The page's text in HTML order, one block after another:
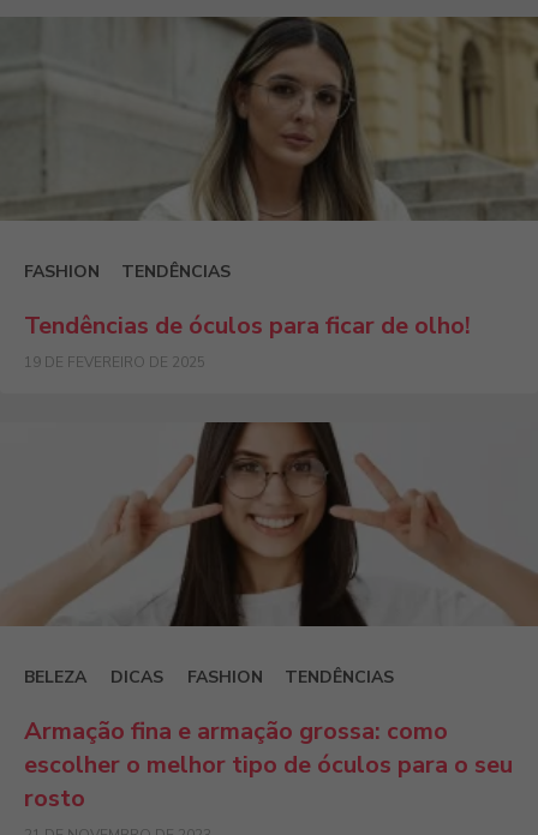
FASHION TENDÊNCIAS
Tendências de óculos para ficar de olho!
19 DE FEVEREIRO DE 2025
BELEZA DICAS FASHION TENDÊNCIAS
Armação fina e armação grossa: como
escolher o melhor tipo de óculos para o seu
rosto